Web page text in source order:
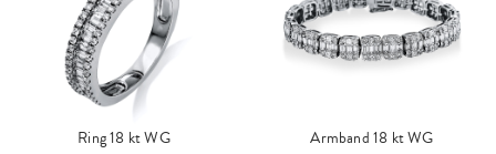
Ring 18 kt WG
Armband 18 kt WG